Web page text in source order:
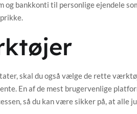
bankkonti til personlige ejendele
skal du også vælge de rette
En af de mest brugervenlige
så du kan være sikker på, at alle